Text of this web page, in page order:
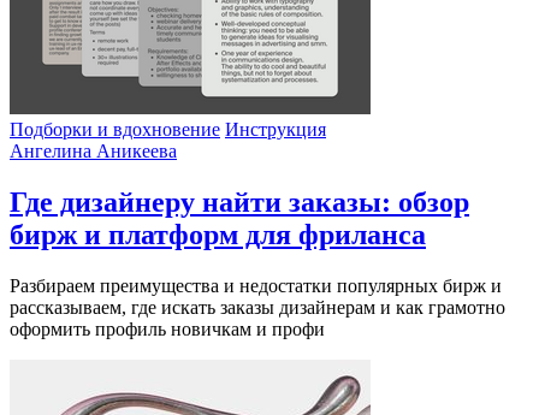
Подборки и вдохновение Инструкция
Ангелина Аникеева
Где дизайнеру найти заказы: обзор
бирж и платформ для фриланса
Разбираем преимущества и недостатки популярных бирж и
рассказываем, где искать заказы дизайнерам и как грамотно
оформить профиль новичкам и профи